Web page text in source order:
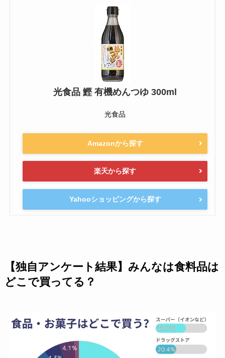
光食品 鰹 有機めんつゆ 300ml
光食品
Amazonから探す
楽天から探す
Yahooショッピングから探す
【独自アンケート結果】みんなは食料品は
どこで買ってる？